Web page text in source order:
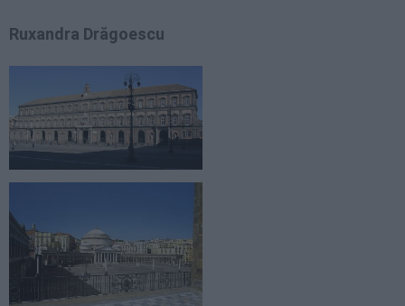
Ruxandra Drăgoescu